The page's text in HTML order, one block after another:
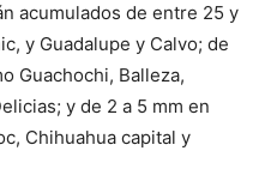
acumulados de entre 25 y
y Guadalupe y Calvo; de
Guachochi, Balleza,
y de 2 a 5 mm en
Chihuahua capital y